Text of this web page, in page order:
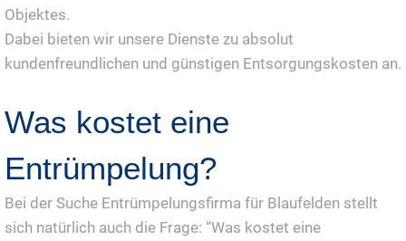
Objektes.
Dabei bieten wir unsere Dienste zu absolut
kundenfreundlichen und günstigen Entsorgungskosten an.
Was kostet eine
Entrümpelung?
Bei der Suche Entrümpelungsfirma für Blaufelden stellt
sich natürlich auch die Frage: “Was kostet eine